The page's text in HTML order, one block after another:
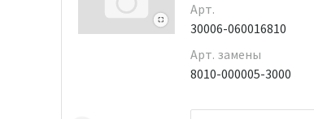
Арт.
30006-060016810
Арт. замены
8010-000005-3000